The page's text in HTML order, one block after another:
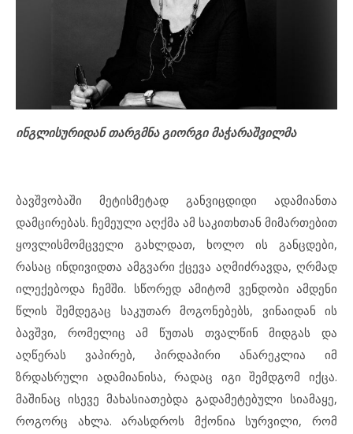
ინგლისურიდან თარგმნა გიორგი მაჭარაშვილმა
ბავშვობაში მეტისმეტად განვიცდიდი ადამიანთა
დამცირებას. ჩემეული აღქმა ამ საკითხთან მიმართებით
ყოვლისმომცველი გახლდათ, ხოლო ის განცდები,
რასაც ინდივიდთა ამგვარი ქცევა აღმიძრავდა, ღრმად
ილექებოდა ჩემში. სწორედ ამიტომ ვენდობი ამდენი
წლის შემდეგაც საკუთარ მოგონებებს, ვინაიდან ის
ბავშვი, რომელიც ამ წუთას თვალწინ მიდგას და
აღწერას ვაპირებ, პირდაპირი ანარეკლია იმ
ზრდასრული ადამიანისა, რადაც იგი შემდგომ იქცა.
მაშინაც ისევე მახასიათებდა გადამეტებული სიამაყე,
როგორც ახლა. არასდროს მქონია სურვილი, რომ